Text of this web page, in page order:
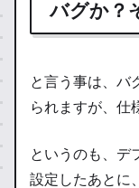
バグか？
と言う事は、バ
られますが、仕
というのも、デ
設定したあとに